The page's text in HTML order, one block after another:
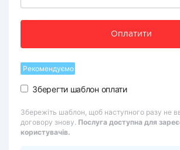
Оплатити
Рекомендуємо
Зберегти шаблон оплати
Збережіть шаблон, щоб наступного разу не
договору знову. Послуга доступна для
користувачів.